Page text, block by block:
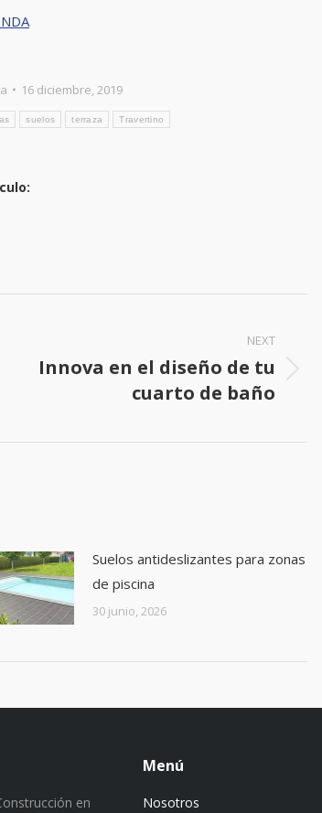
16 diciembre, 2019
suelos terraza Travertino
NEXT
Innova en el diseño de tu
cuarto de baño
Suelos antideslizantes para zonas
de piscina
30 junio, 2026
en
Menú
Nosotros